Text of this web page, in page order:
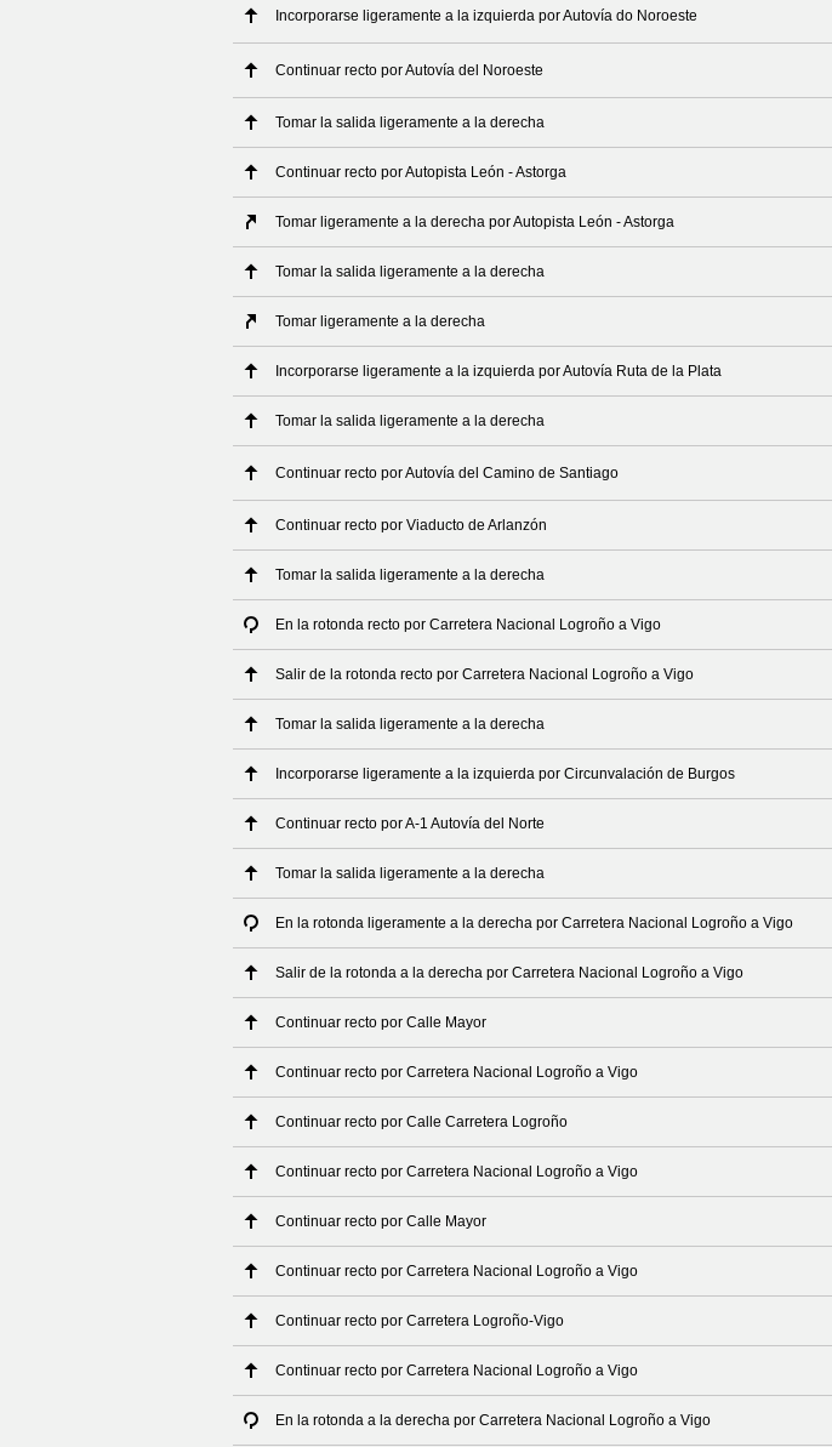
Incorporarse ligeramente a la izquierda por Autovía do Noroeste
Continuar recto por Autovía del Noroeste
Tomar la salida ligeramente a la derecha
Continuar recto por Autopista León - Astorga
Tomar ligeramente a la derecha por Autopista León - Astorga
Tomar la salida ligeramente a la derecha
Tomar ligeramente a la derecha
Incorporarse ligeramente a la izquierda por Autovía Ruta de la Plata
Tomar la salida ligeramente a la derecha
Continuar recto por Autovía del Camino de Santiago
Continuar recto por Viaducto de Arlanzón
Tomar la salida ligeramente a la derecha
En la rotonda recto por Carretera Nacional Logroño a Vigo
Salir de la rotonda recto por Carretera Nacional Logroño a Vigo
Tomar la salida ligeramente a la derecha
Incorporarse ligeramente a la izquierda por Circunvalación de Burgos
Continuar recto por A-1 Autovía del Norte
Tomar la salida ligeramente a la derecha
En la rotonda ligeramente a la derecha por Carretera Nacional Logroño a Vigo
Salir de la rotonda a la derecha por Carretera Nacional Logroño a Vigo
Continuar recto por Calle Mayor
Continuar recto por Carretera Nacional Logroño a Vigo
Continuar recto por Calle Carretera Logroño
Continuar recto por Carretera Nacional Logroño a Vigo
Continuar recto por Calle Mayor
Continuar recto por Carretera Nacional Logroño a Vigo
Continuar recto por Carretera Logroño-Vigo
Continuar recto por Carretera Nacional Logroño a Vigo
En la rotonda a la derecha por Carretera Nacional Logroño a Vigo